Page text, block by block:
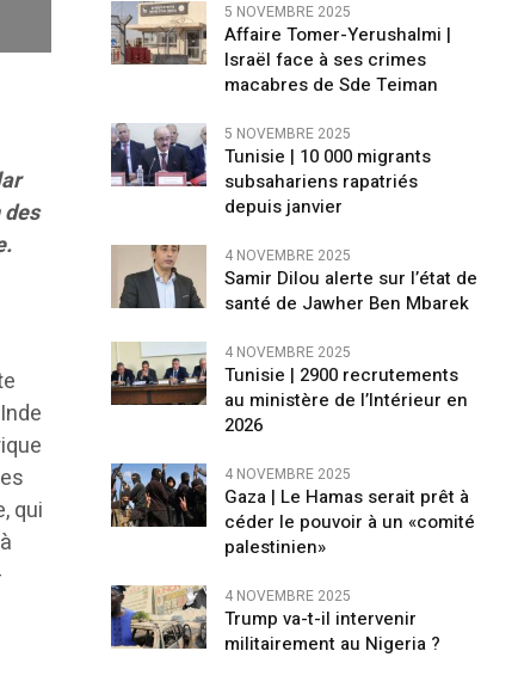
qui
5 NOVEMBRE 2025
Affaire Tomer-Yerushalmi |
Israël face à ses crimes
macabres de Sde Teiman
5 NOVEMBRE 2025
Tunisie | 10 000 migrants
subsahariens rapatriés
depuis janvier
4 NOVEMBRE 2025
Samir Dilou alerte sur l’état de
santé de Jawher Ben Mbarek
4 NOVEMBRE 2025
Tunisie | 2900 recrutements
au ministère de l’Intérieur en
2026
4 NOVEMBRE 2025
Gaza | Le Hamas serait prêt à
céder le pouvoir à un «comité
palestinien»
4 NOVEMBRE 2025
Trump va-t-il intervenir
militairement au Nigeria ?